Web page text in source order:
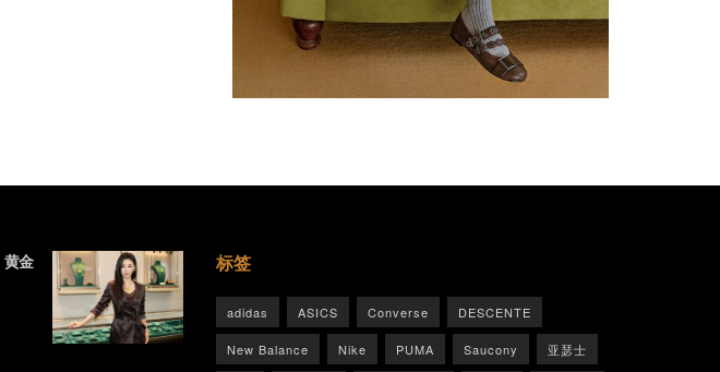
金
标签
adidas ASICS Converse DESCENTE
New Balance Nike PUMA Saucony 亚瑟士